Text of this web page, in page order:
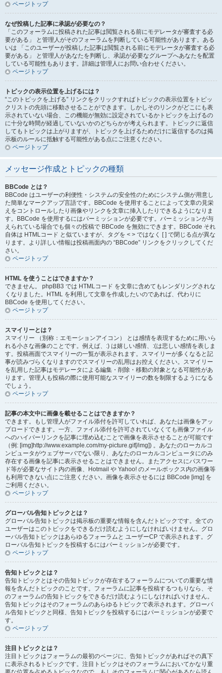
ページトップ
なぜ投稿した記事に承認が必要なの？
「このフォーラムに投稿された記事は閲覧される前にモデレータが審査する必
要がある」 と管理人がそのフォーラムを判断している可能性があります。ある
いは 「このユーザーが投稿した記事は閲覧される前にモデレータが審査する必
要がある」 と管理人があなたを判断し、承認が必要なグループへあなたを配置
している可能性もあります。詳細は管理人にお問い合わせください。
ページトップ
トピックの表示位置を上げるには？
“このトピックを上げる” リンクをクリックすればトピックの表示位置をトピッ
クリストの先頭に移動させることができます。しかしそのリンクがどこにも表
示されていない場合、この機能が無効に設定されているかトピックを上げるの
に十分な時間が経過していないかのどちらかが考えられます。トピックに返信
してもトピックは上がりますが、トピックを上げるためだけに返信するのは掲
示板のルールに抵触する可能性がある点にご注意ください。
ページトップ
メッセージ作成とトピックの種類
BBCode とは？
BBCode はユーザーの利便性・システムの安全性のためにシステム側が用意し
た簡単なマークアップ言語です。BBCode を使用することによって文章の見栄
えをコントロールしたり画像やリンクを文章に挿入したりできるようになりま
す。BBCode を使用するにはパーミッションが必要です。パーミッションが与
えられている場合でも個々の投稿で BBCode を無効にできます。BBCode それ
自体は HTMLコード と似ていますが、タグを < > ではなく [ ] で閉じる点が異な
ります。より詳しい情報は投稿画面内の “BBCode” リンクをクリックしてくだ
さい。
ページトップ
HTML を使うことはできますか？
できません。 phpBB3 では HTMLコード を文章に含めてもレンダリングされな
くなりました。HTML を利用して文章を作成したいのであれば、代わりに
BBCode を使用してください。
ページトップ
スマイリーとは？
スマイリー （別称：エモーションアイコン） とは感情を表現するために用いら
れる小さな画像のことです。例えば、:) は嬉しい感情、:(は悲しい感情を表しま
す。投稿画面でスマイリーの一覧が表示されます。スマイリーが多くなると記
事が読みづらくなりますのでスマイリーの乱用はお控えください。スマイリー
を乱用した記事はモデレータによる編集・削除・移動の対象となる可能性があ
ります。管理人も投稿の際に使用可能なスマイリーの数を制限するようになる
でしょう。
ページトップ
記事の本文中に画像を載せることはできますか？
できます。もし管理人がファイル添付を許可していれば、あなたは画像をアッ
プロードできます。一方、ファイル添付を許可されていなくても画像ファイル
へのハイパーリンクを記事に埋め込むことで画像を表示させることが可能です
（例: [img]http://www.example.com/my-picture.gif[/img]) 。あなたのローカルコ
ンピュータがウェブサーバでない限り、あなたのローカルコンピュータにのみ
存在する画像を記事に表示させることはできません。またアクセスにパスワー
ド等が必要なサイト内の画像、Hotmail や Yahoo! のメールボックス内の画像等
も利用できない点にご注意ください。画像を表示させるには BBCode [img] を
ご利用ください。
ページトップ
グローバル告知トピックとは？
グローバル告知トピックは掲示板の重要な情報を含んだトピックです。全ての
ユーザーはこのトピックをできるだけ読むようにしなければいけません。グロ
ーバル告知トピックはあらゆるフォーラムと ユーザーCP で表示されます。グ
ローバル告知トピックを投稿するにはパーミッションが必要です。
ページトップ
告知トピックとは？
告知トピックとはその告知トピックが存在するフォーラムについての重要な情
報を含んだトピックのことです。フォーラムに記事を投稿するつもりなら、そ
のフォーラムの告知トピックをできるだけ読むようにしなければいけません。
告知トピックはそのフォーラムのあらゆるトピックで表示されます。グローバ
ル告知トピックと同様、告知トピックを投稿するにはパーミッションが必要で
す。
ページトップ
注目トピックとは？
注目トピックはフォーラムの最初のページに、告知トピックがあればその真下
に表示されるトピックです。注目トピックはそのフォーラムにおいてかなり重